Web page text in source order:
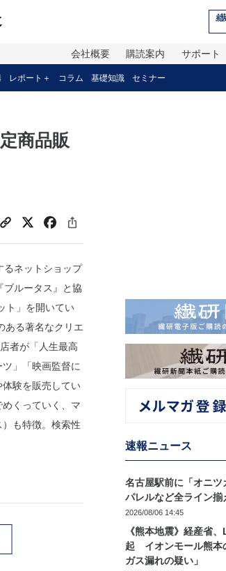
サポート
購読案内
会社概要
レポート＋ コラム 基礎知識 セミナー
商品販
ネットショップ
ブルータス』と協
ト」を開いてい
ある著名なクリエ
者が「人生最高
」「映画監督に
験を販売してい
くっていく、マ
も特徴。検索性
速報ニュース
名古屋駅前に「オニ
パレルなど全ライン揃
2026/08/06 14:45
《熊本地震》経産省
起 イオンモール熊本
ガス漏れの疑い」